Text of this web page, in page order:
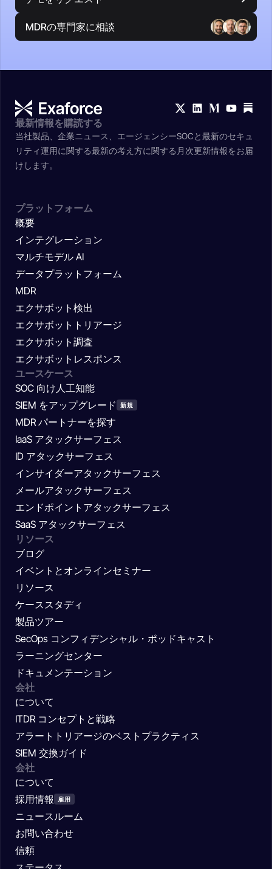
MDRの専門家に相談
最新情報を購読する
当社製品、企業ニュース、エージェンシーSOCと最新のセキュ
リティ運用に関する最新の考え方に関する月次更新情報をお届
けします。
プラットフォーム
概要
インテグレーション
マルチモデル AI
データプラットフォーム
MDR
エクサボット検出
エクサボットトリアージ
エクサボット調査
エクサボットレスポンス
ユースケース
SOC 向け人工知能
SIEM をアップグレード
新規
MDR パートナーを探す
IaaS アタックサーフェス
ID アタックサーフェス
インサイダーアタックサーフェス
メールアタックサーフェス
エンドポイントアタックサーフェス
SaaS アタックサーフェス
リソース
ブログ
イベントとオンラインセミナー
リソース
ケーススタディ
製品ツアー
SecOps コンフィデンシャル・ポッドキャスト
ラーニングセンター
ドキュメンテーション
会社
について
ITDR コンセプトと戦略
アラートトリアージのベストプラクティス
SIEM 交換ガイド
会社
について
採用情報
雇用
ニュースルーム
お問い合わせ
信頼